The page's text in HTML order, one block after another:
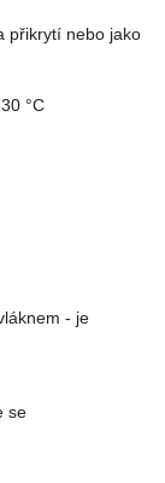
přikrytí nebo jako
°C
- je
se